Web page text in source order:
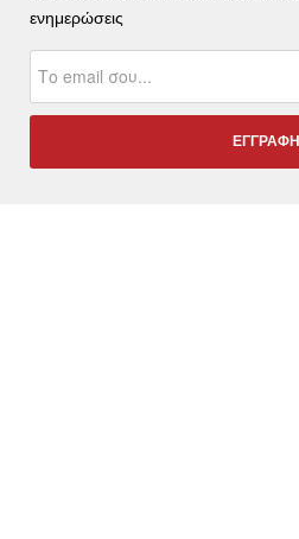
ενημερώσεις